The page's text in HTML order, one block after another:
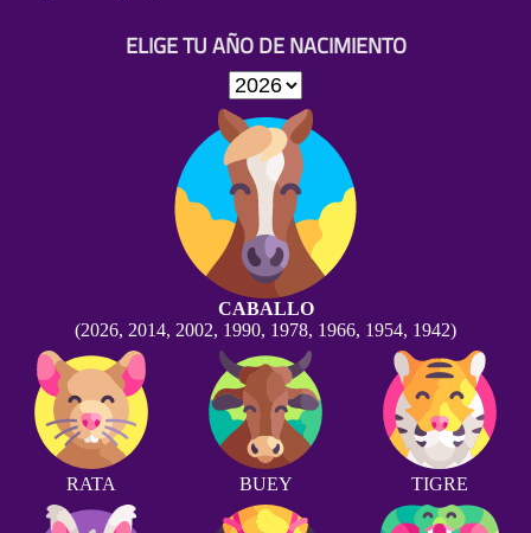
ELIGE TU AÑO DE NACIMIENTO
CABALLO
(2026, 2014, 2002, 1990, 1978, 1966, 1954, 1942)
RATA BUEY TIGRE